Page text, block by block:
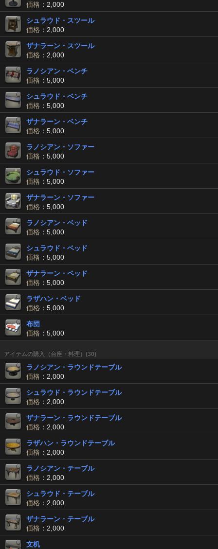
価格 ：2,000
シュラウド・スツール
価格 ：2,000
ザナラーン・スツール
価格 ：2,000
ラノシアン・ベンチ
価格 ：5,000
シュラウド・ベンチ
価格 ：5,000
ザナラーン・ベンチ
価格 ：5,000
ラノシアン・ソファー
価格 ：5,000
シュラウド・ソファー
価格 ：5,000
ザナラーン・ソファー
価格 ：5,000
ラノシアン・ベッド
価格 ：5,000
シュラウド・ベッド
価格 ：5,000
ザナラーン・ベッド
価格 ：5,000
ラザハン・ベッド
価格 ：5,000
布団
価格 ：5,000
アイテムの購入（台座・料理）(30)
ラノシアン・ラウンドテーブル
価格 ：2,000
シュラウド・ラウンドテーブル
価格 ：2,000
ザナラーン・ラウンドテーブル
価格 ：2,000
ラザハン・ラウンドテーブル
価格 ：2,000
ラノシアン・テーブル
価格 ：2,000
シュラウド・テーブル
価格 ：2,000
ザナラーン・テーブル
価格 ：2,000
文机